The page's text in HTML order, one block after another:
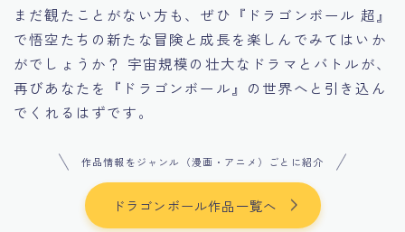
まだ観たことがない方も、ぜひ『ドラゴンボール 超』
で悟空たちの新たな冒険と成長を楽しんでみてはいか
がでしょうか？ 宇宙規模の壮大なドラマとバトルが、
再びあなたを『ドラゴンボール』の世界へと引き込ん
でくれるはずです。
作品情報をジャンル（漫画・アニメ）ごとに紹介
ドラゴンボール作品一覧へ